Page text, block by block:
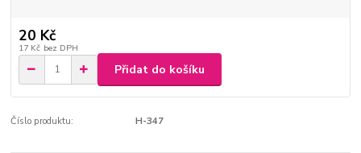
20 Kč
17 Kč bez DPH
Přidat do košíku
Číslo produktu: H-347